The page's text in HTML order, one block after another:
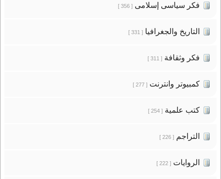
فكر سياسى إسلامى[ 356 ]
التاريخ والجغرافيا[ 331 ]
فكر وثقافة[ 311 ]
كمبيوتر وانترنت[ 277 ]
كتب علمية[ 254 ]
التراجم[ 226 ]
الروايات[ 222 ]